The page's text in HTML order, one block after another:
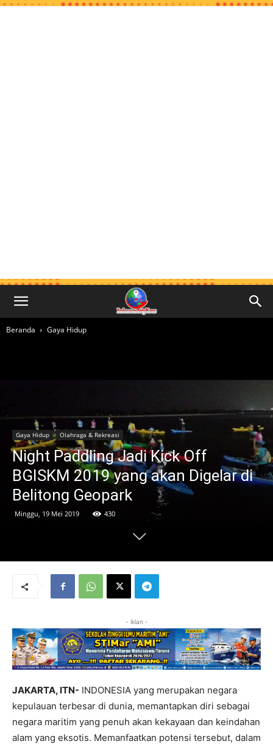
Beranda Gaya Hidup
Gaya Hidup Olahraga & Rekreasi
Night Paddling Jadi Kick Off
BGISKM 2019 yang akan Digelar di
Belitong Geopark
Minggu, 19 Mei 2019 430
- iklan -
JAKARTA, ITN- INDONESIA yang merupakan negara
kepulauan terbesar di dunia, memantapkan diri sebagai
negara maritim yang penuh akan kekayaan dan keindahan
alam yang eksotis. Memanfaatkan potensi tersebut, dalam